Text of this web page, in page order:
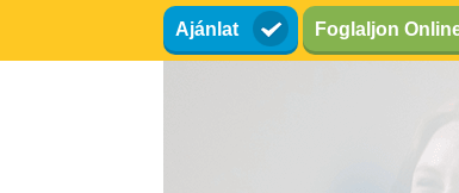
Ajánlat Foglaljon